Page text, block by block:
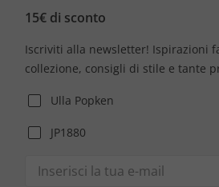
15€ di sconto
Iscriviti alla newsletter! Ispirazioni
collezione, consigli di stile e tante
Ulla Popken
JP1880